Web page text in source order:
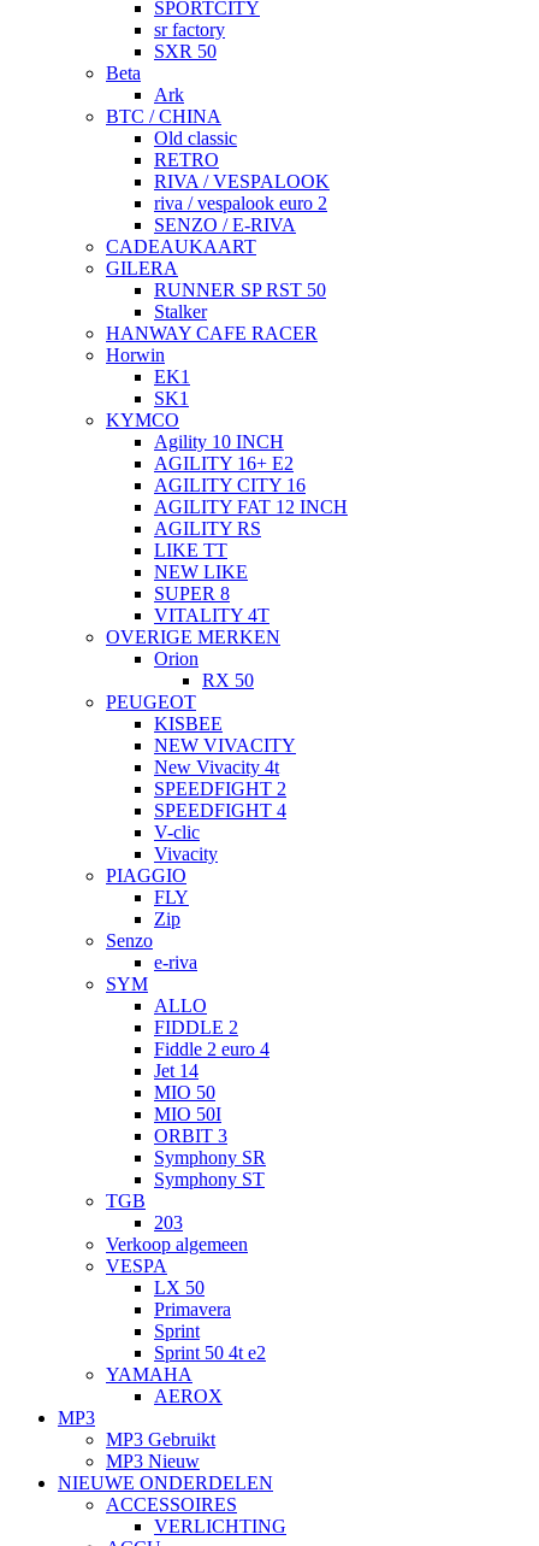
SPORTCITY
sr factory
SXR 50
Beta
Ark
BTC / CHINA
Old classic
RETRO
RIVA / VESPALOOK
riva / vespalook euro 2
SENZO / E-RIVA
CADEAUKAART
GILERA
RUNNER SP RST 50
Stalker
HANWAY CAFE RACER
Horwin
EK1
SK1
KYMCO
Agility 10 INCH
AGILITY 16+ E2
AGILITY CITY 16
AGILITY FAT 12 INCH
AGILITY RS
LIKE TT
NEW LIKE
SUPER 8
VITALITY 4T
OVERIGE MERKEN
Orion
RX 50
PEUGEOT
KISBEE
NEW VIVACITY
New Vivacity 4t
SPEEDFIGHT 2
SPEEDFIGHT 4
V-clic
Vivacity
PIAGGIO
FLY
Zip
Senzo
e-riva
SYM
ALLO
FIDDLE 2
Fiddle 2 euro 4
Jet 14
MIO 50
MIO 50I
ORBIT 3
Symphony SR
Symphony ST
TGB
203
Verkoop algemeen
VESPA
LX 50
Primavera
Sprint
Sprint 50 4t e2
YAMAHA
AEROX
MP3
MP3 Gebruikt
MP3 Nieuw
NIEUWE ONDERDELEN
ACCESSOIRES
VERLICHTING